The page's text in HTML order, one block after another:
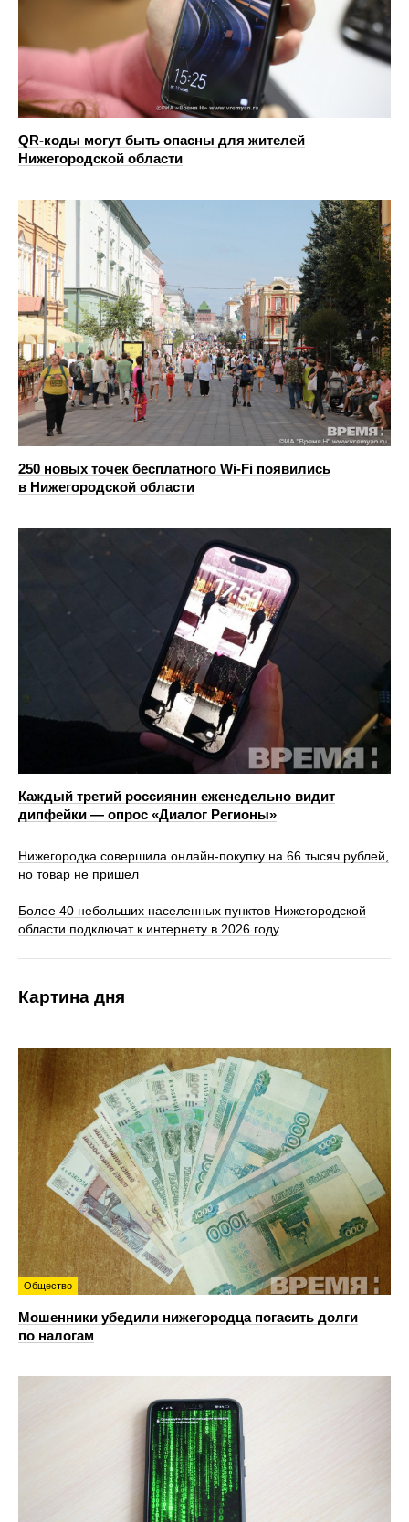
QR-коды могут быть опасны для жителей
Нижегородской области
250 новых точек бесплатного Wi-Fi появились
в Нижегородской области
Каждый третий россиянин еженедельно видит
дипфейки — опрос «Диалог Регионы»
Нижегородка совершила онлайн-покупку на 66 тысяч рублей,
но товар не пришел
Более 40 небольших населенных пунктов Нижегородской
области подключат к интернету в 2026 году
Картина дня
Общество
Мошенники убедили нижегородца погасить долги
по налогам